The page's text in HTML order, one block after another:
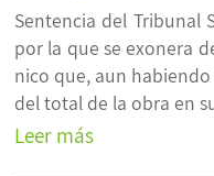
Sentencia del Tribunal
por la que se exonera
nico que, aun
del total de la obra en
Leer más